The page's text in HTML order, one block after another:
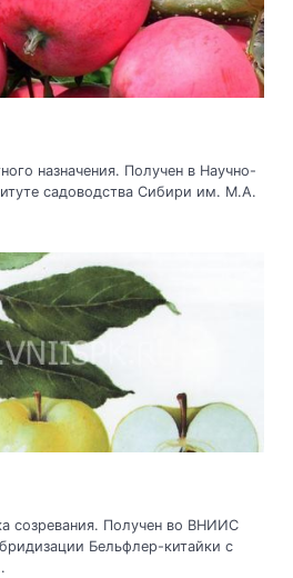
назначения. Получен в Научно-
садоводства Сибири им. М.А.
созревания. Получен во ВНИИС
Бельфлер-китайки с